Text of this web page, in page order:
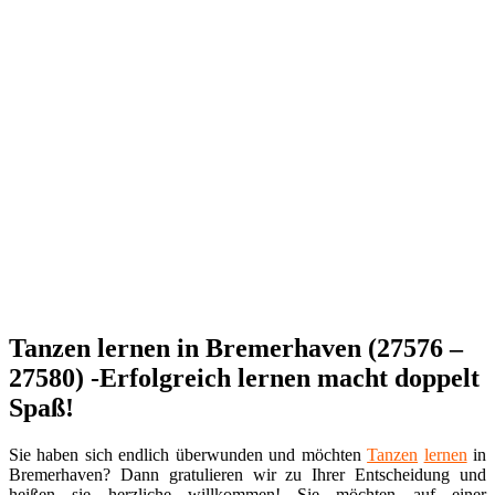
Tanzen lernen in Bremerhaven (27576 –
27580) -Erfolgreich lernen macht doppelt
Spaß!
Sie haben sich endlich überwunden und möchtenTanzen lernen in
Bremerhaven? Dann gratulieren wir zu Ihrer Entscheidung und